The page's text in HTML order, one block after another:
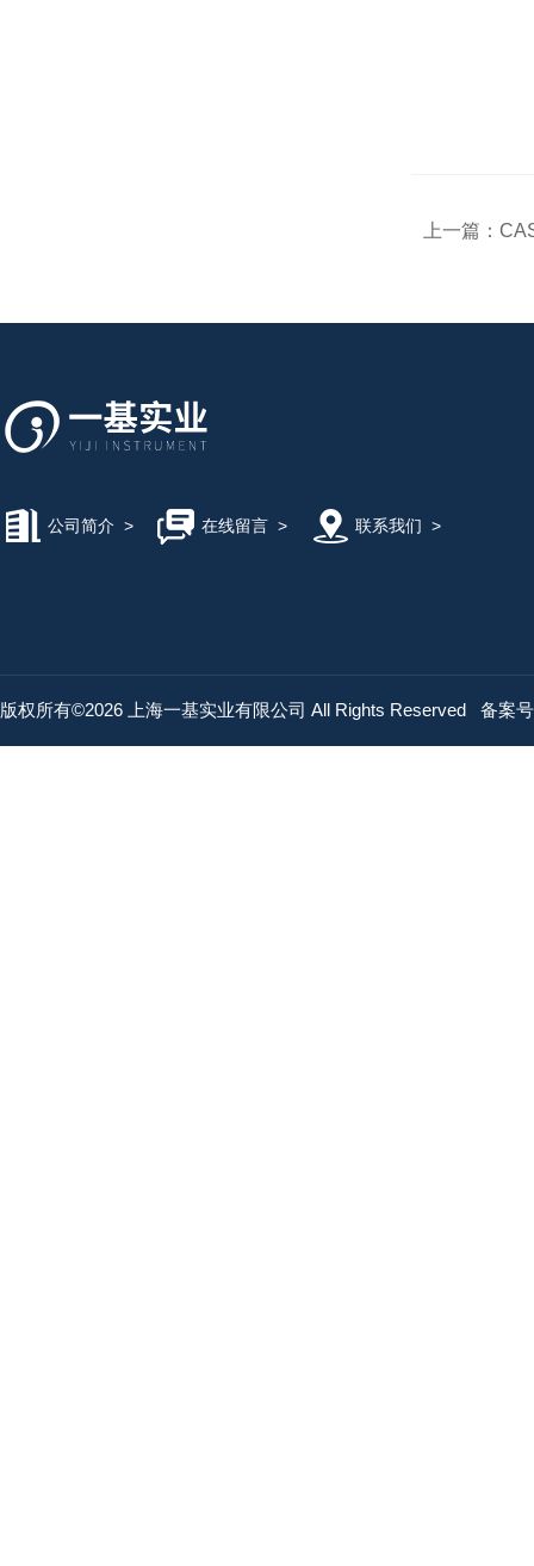
上一篇：
公司简介 > 在线留言> 联系我们 >
版权所有©2026 上海一基实业有限公司 All Rights Reserved 备案